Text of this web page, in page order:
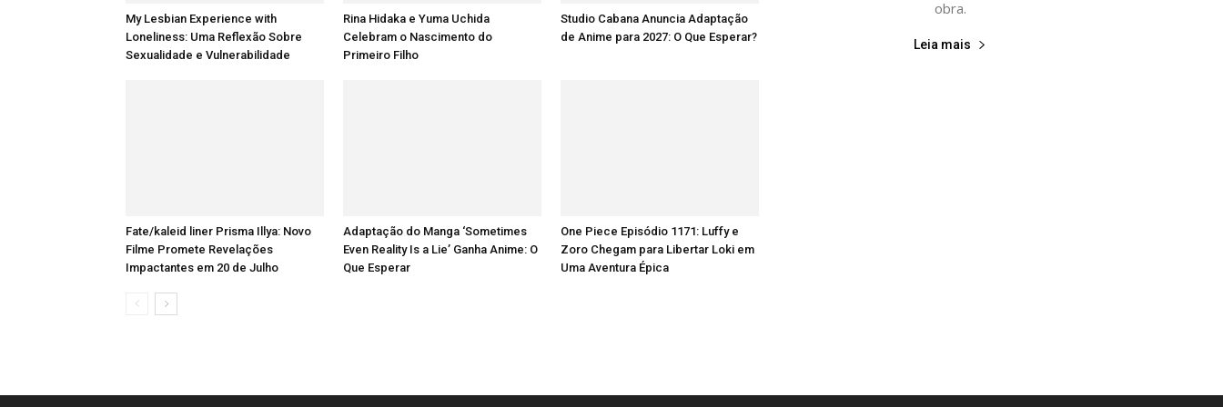
My Lesbian Experience with
Loneliness: Uma Reflexão Sobre
Sexualidade e Vulnerabilidade
Rina Hidaka e Yuma Uchida
Celebram o Nascimento do
Primeiro Filho
Studio Cabana Anuncia Adaptação
de Anime para 2027: O Que Esperar?
Fate/kaleid liner Prisma Illya: Novo
Filme Promete Revelações
Impactantes em 20 de Julho
Adaptação do Manga ‘Sometimes
Even Reality Is a Lie’ Ganha Anime: O
Que Esperar
One Piece Episódio 1171: Luffy e
Zoro Chegam para Libertar Loki em
Uma Aventura Épica
obra.
Leia mais